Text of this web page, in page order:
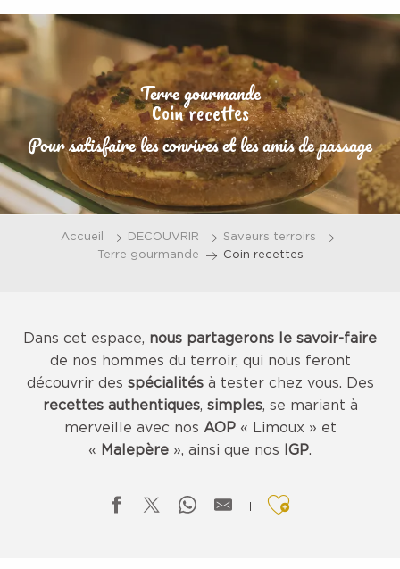
au
contenu
principal
Terre gourmande
Coin recettes
Pour satisfaire les convives et les amis de passage
Accueil DECOUVRIR
Saveurs terroirs
Terre gourmande
Coin recettes
Dans cet espace, nous partagerons le savoir-faire
de nos hommes du terroir, qui nous feront
découvrir des spécialitésà tester chez vous. Des
recettes authentiques, simples, se mariant à
merveille avec nos AOP« Limoux » et
« Malepère », ainsi que nos IGP.
Ajouter aux